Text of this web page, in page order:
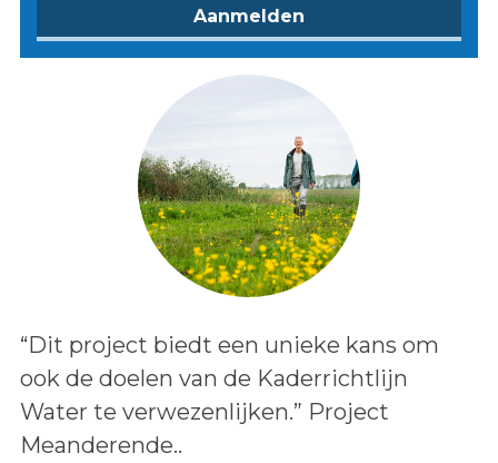
Lees het bericht:
“Dit project biedt een unieke kans om
ook de doelen van de Kaderrichtlijn
Water te verwezenlijken.” Project
Meanderende..